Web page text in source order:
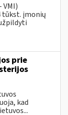
tūkst. įmonių
prie
kad